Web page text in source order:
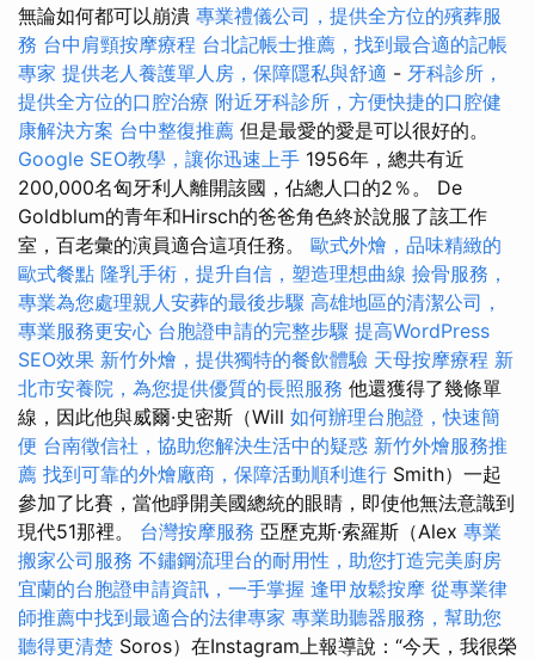
無論如何都可以崩潰 專業禮儀公司，提供全方位的殯葬服
務 台中肩頸按摩療程 台北記帳士推薦，找到最合適的記帳
專家 提供老人養護單人房，保障隱私與舒適 - 牙科診所，
提供全方位的口腔治療 附近牙科診所，方便快捷的口腔健
康解決方案 台中整復推薦 但是最愛的愛是可以很好的。
Google SEO教學，讓你迅速上手 1956年，總共有近
200,000名匈牙利人離開該國，佔總人口的2％。 De
Goldblum的青年和Hirsch的爸爸角色終於說服了該工作
室，百老彙的演員適合這項任務。 歐式外燴，品味精緻的
歐式餐點 隆乳手術，提升自信，塑造理想曲線 撿骨服務，
專業為您處理親人安葬的最後步驟 高雄地區的清潔公司，
專業服務更安心 台胞證申請的完整步驟 提高WordPress
SEO效果 新竹外燴，提供獨特的餐飲體驗 天母按摩療程 新
北市安養院，為您提供優質的長照服務 他還獲得了幾條單
線，因此他與威爾·史密斯（Will 如何辦理台胞證，快速簡
便 台南徵信社，協助您解決生活中的疑惑 新竹外燴服務推
薦 找到可靠的外燴廠商，保障活動順利進行 Smith）一起
參加了比賽，當他睜開美國總統的眼睛，即使他無法意識到
現代51那裡。 台灣按摩服務 亞歷克斯·索羅斯（Alex 專業
搬家公司服務 不鏽鋼流理台的耐用性，助您打造完美廚房
宜蘭的台胞證申請資訊，一手掌握 逢甲放鬆按摩 從專業律
師推薦中找到最適合的法律專家 專業助聽器服務，幫助您
聽得更清楚 Soros）在Instagram上報導說：“今天，我很榮